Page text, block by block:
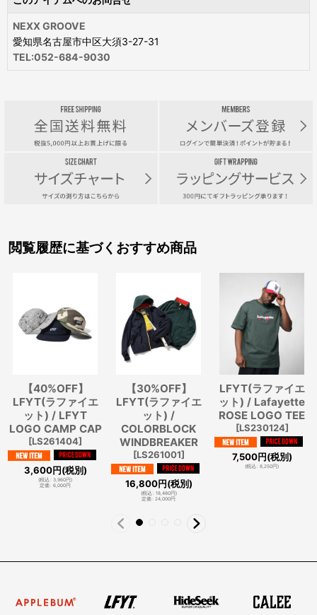
NEXX GROOVE
愛知県名古屋市中区大須3-27-31
TEL:052-684-9030
閲覧履歴に基づくおすすめ商品
【40%OFF】
LFYT(ラファイエ
ット) / LFYT
LOGO CAMP CAP
[LS261404]
3,600円(税別)
(税込: 3,960円)
定価 : 6,000円
【30%OFF】
LFYT(ラファイエ
ット) /
COLORBLOCK
WINDBREAKER
[LS261001]
16,800円(税別)
(税込: 18,480円)
定価 : 24,000円
LFYT(ラファイエ
ット) / Lafayette
ROSE LOGO TEE
[LS230124]
7,500円(税別)
(税込: 8,250円)